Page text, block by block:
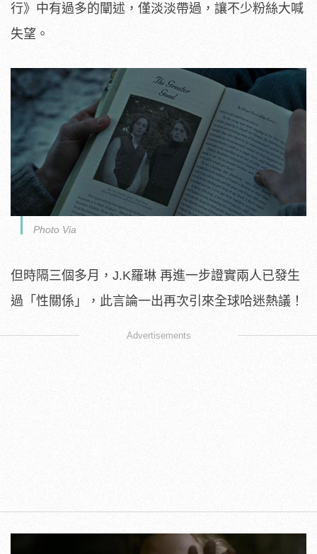
行》中有過多的闡述，僅淡淡帶過，讓不少粉絲大喊
失望。
Photo Via
但時隔三個多月，J.K羅琳 再進一步證實兩人已發生
過「性關係」，此言論一出再次引來全球哈迷熱議！
Advertisements